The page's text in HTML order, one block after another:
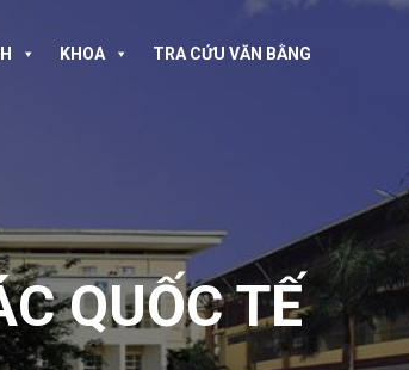
KHOA TRA CỨU VĂN BẰNG
QUỐC TẾ